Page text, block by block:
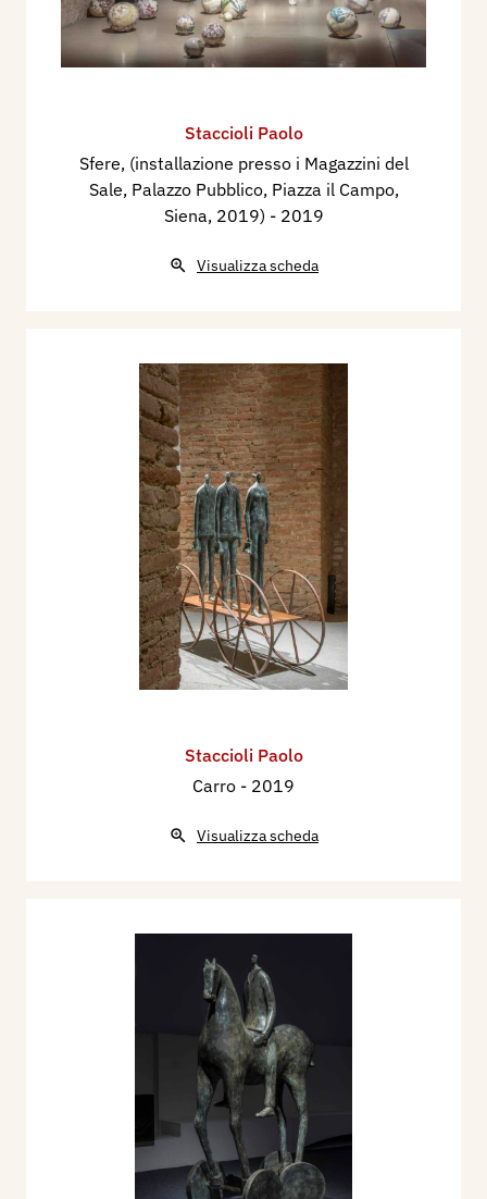
Staccioli Paolo
Sfere, (installazione presso i Magazzini del
Sale, Palazzo Pubblico, Piazza il Campo,
Siena, 2019) - 2019
Visualizza scheda
Staccioli Paolo
Carro - 2019
Visualizza scheda